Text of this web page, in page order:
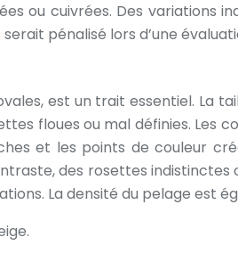
ou cuivrées. Des variations
pénalisé lors d’une
est un trait essentiel. La
floues ou mal définies. Les
et les points de couleur
des rosettes indistinctes
La densité du pelage est